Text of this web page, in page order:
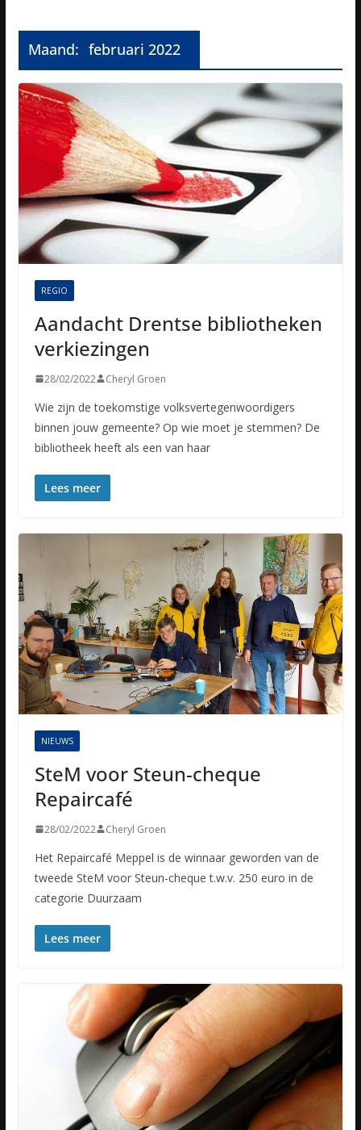
Maand: februari 2022
REGIO
Aandacht Drentse bibliotheken
verkiezingen
28/02/2022 Cheryl Groen
Wie zijn de toekomstige volksvertegenwoordigers
binnen jouw gemeente? Op wie moet je stemmen? De
bibliotheek heeft als een van haar
Lees meer
NIEUWS
SteM voor Steun-cheque
Repaircafé
28/02/2022 Cheryl Groen
Het Repaircafé Meppel is de winnaar geworden van de
tweede SteM voor Steun-cheque t.w.v. 250 euro in de
categorie Duurzaam
Lees meer